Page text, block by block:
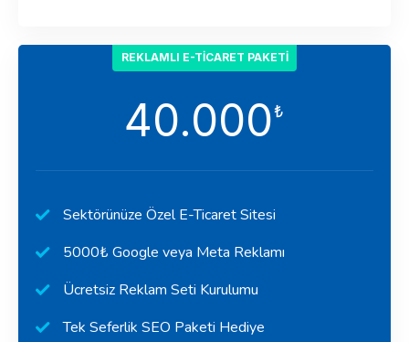
REKLAMLI E-TICARET PAKETI
40.000₺
Sektörünüze Özel E-Ticaret Sitesi
5000₺ Google veya Meta Reklamı
Ücretsiz Reklam Seti Kurulumu
Tek Seferlik SEO Paketi Hediye